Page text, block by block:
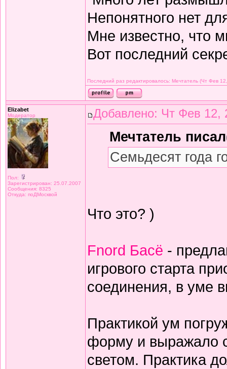
Непонятного нет
Мне известно, что
Вот последний
Последний раз редактировалось: Мечтатель (Чт Фев
Elizabet
Модератор
Пол:
Зарегистрирован: 25.07.2007
Сообщения: 8325
Откуда: поДМосквой
Добавлено: Чт Фев 12,
Мечтатель
Семьдесят года
Что это? )
Fnord Басё -
игрового старта
соединения, в уме
Практикой ум
форму и выражало
светом. Практика